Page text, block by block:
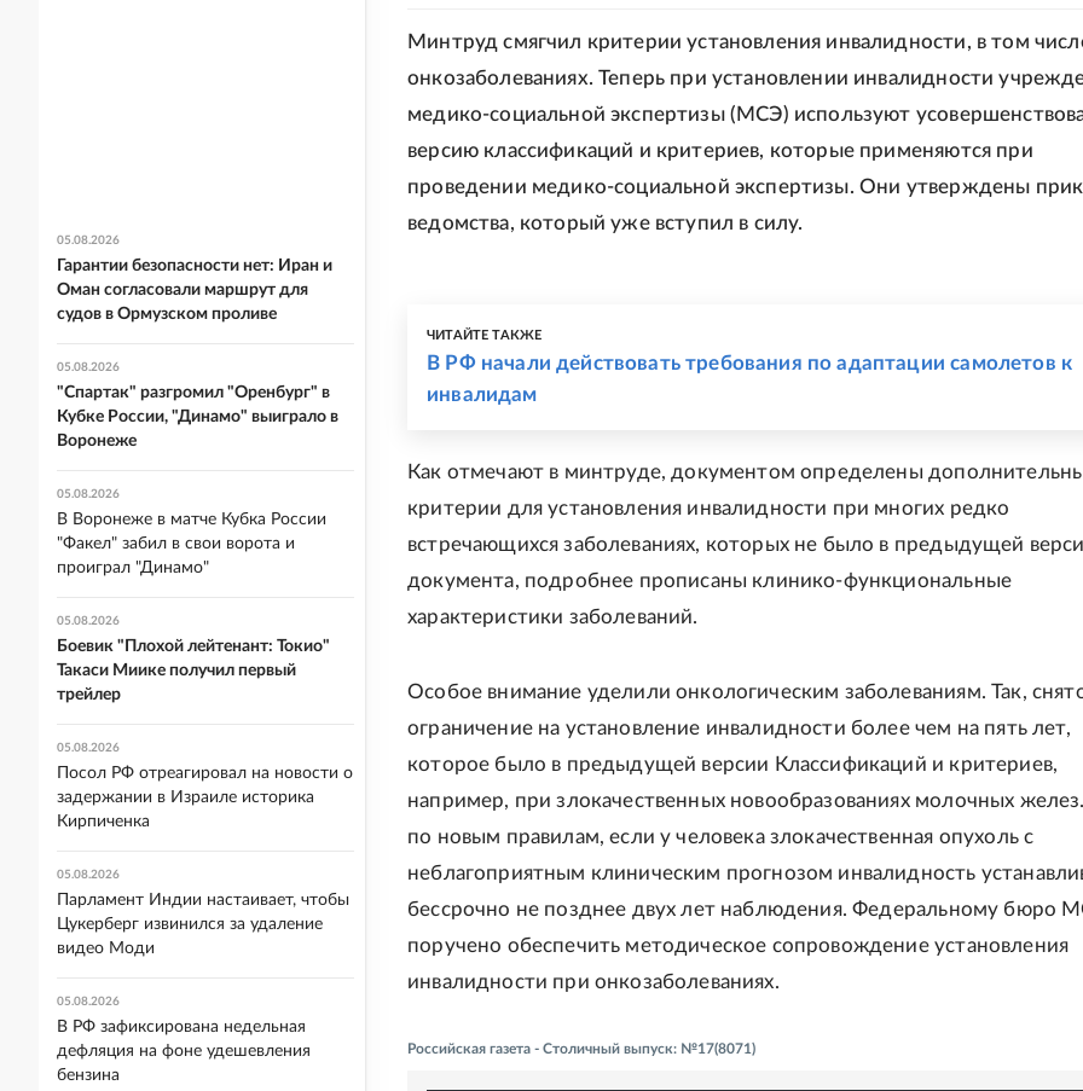
Минтруд смягчил критерии установления инвалидности, в том
онкозаболеваниях. Теперь при установлении инвалидности
медико-социальной экспертизы (МСЭ) используют
версию классификаций и критериев, которые применяются при
проведении медико-социальной экспертизы. Они утверждены
ведомства, который уже вступил в силу.
ЧИТАЙТЕ ТАКЖЕ
В РФ начали действовать требования по адаптации самолетов к
инвалидам
Как отмечают в минтруде, документом определены
критерии для установления инвалидности при многих редко
встречающихся заболеваниях, которых не было в предыдущей
документа, подробнее прописаны клинико-функциональные
характеристики заболеваний.
Особое внимание уделили онкологическим заболеваниям. Так,
ограничение на установление инвалидности более чем на пять лет,
которое было в предыдущей версии Классификаций и критериев,
например, при злокачественных новообразованиях молочных
по новым правилам, если у человека злокачественная опухоль с
неблагоприятным клиническим прогнозом инвалидность
бессрочно не позднее двух лет наблюдения. Федеральному бюро
поручено обеспечить методическое сопровождение установления
инвалидности при онкозаболеваниях.
Российская газета - Столичный выпуск: №17(8071)
05.08.2026
Гарантии безопасности нет: Иран и
Оман согласовали маршрут для
судов в Ормузском проливе
05.08.2026
"Спартак" разгромил "Оренбург" в
Кубке России, "Динамо" выиграло в
Воронеже
05.08.2026
В Воронеже в матче Кубка России
"Факел" забил в свои ворота и
проиграл "Динамо"
05.08.2026
Боевик "Плохой лейтенант: Токио"
Такаси Миике получил первый
трейлер
05.08.2026
Посол РФ отреагировал на новости о
задержании в Израиле историка
Кирпиченка
05.08.2026
Парламент Индии настаивает, чтобы
Цукерберг извинился за удаление
видео Моди
05.08.2026
В РФ зафиксирована недельная
дефляция на фоне удешевления
бензина